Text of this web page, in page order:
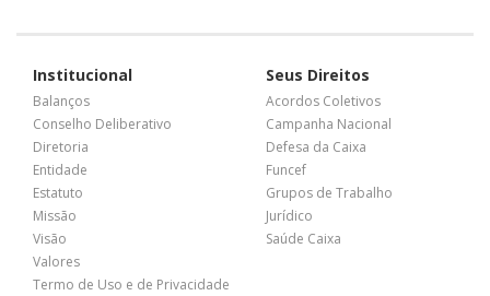
Institucional
Balanços
Conselho Deliberativo
Diretoria
Entidade
Estatuto
Missão
Visão
Valores
Termo de Uso e de Privacidade
Seus Direitos
Acordos Coletivos
Campanha Nacional
Defesa da Caixa
Funcef
Grupos de Trabalho
Jurídico
Saúde Caixa